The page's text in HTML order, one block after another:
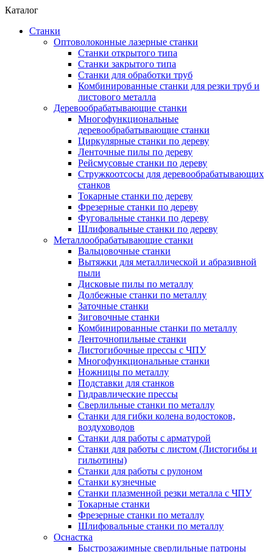
Каталог
Станки
Оптоволоконные лазерные станки
Станки открытого типа
Станки закрытого типа
Станки для обработки труб
Комбинированные станки для резки труб и
листового металла
Деревообрабатывающие станки
Многофункциональные
деревообрабатывающие станки
Циркулярные станки по дереву
Ленточные пилы по дереву
Рейсмусовые станки по дереву
Стружкоотсосы для деревообрабатывающих
станков
Токарные станки по дереву
Фрезерные станки по дереву
Фуговальные станки по дереву
Шлифовальные станки по дереву
Металлообрабатывающие станки
Вальцовочные станки
Вытяжки для металлической и абразивной
пыли
Дисковые пилы по металлу
Долбежные станки по металлу
Заточные станки
Зиговочные станки
Комбинированные станки по металлу
Ленточнопильные станки
Листогибочные прессы с ЧПУ
Многофункциональные станки
Ножницы по металлу
Подставки для станков
Гидравлические прессы
Сверлильные станки по металлу
Станки для гибки колена водостоков,
воздуховодов
Станки для работы с арматурой
Станки для работы с листом (Листогибы и
гильотины)
Станки для работы с рулоном
Станки кузнечные
Станки плазменной резки металла с ЧПУ
Токарные станки
Фрезерные станки по металлу
Шлифовальные станки по металлу
Оснастка
Быстрозажимные сверлильные патроны